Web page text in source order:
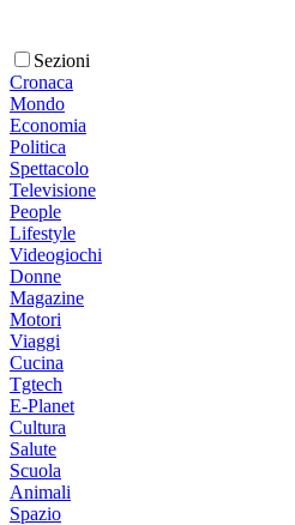
Sezioni
Cronaca
Mondo
Economia
Politica
Spettacolo
Televisione
People
Lifestyle
Videogiochi
Donne
Magazine
Motori
Viaggi
Cucina
Tgtech
E-Planet
Cultura
Salute
Scuola
Animali
Spazio